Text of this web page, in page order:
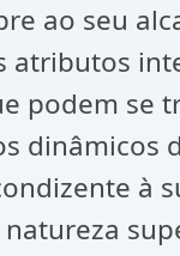
ao seu
atributos
podem se
dinâmicos
à